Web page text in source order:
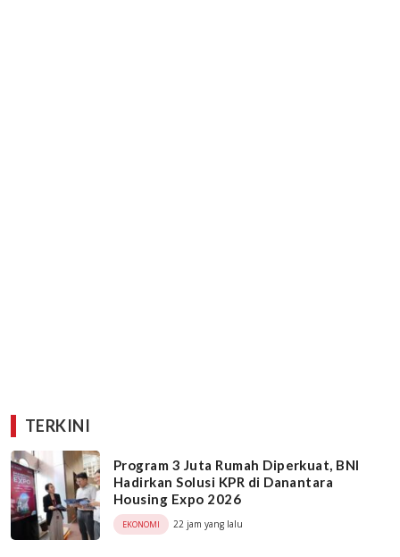
TERKINI
Program 3 Juta Rumah Diperkuat, BNI
Hadirkan Solusi KPR di Danantara
Housing Expo 2026
EKONOMI 22 jam yang lalu